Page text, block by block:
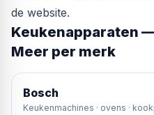
de website.
Keukenapparaten
Meer per merk
Bosch
Keukenmachines · ovens ·